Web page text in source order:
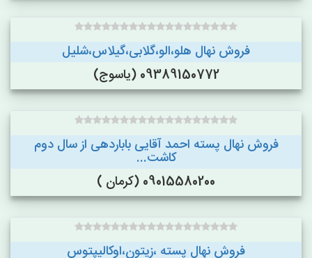
فروش نهال هلو،الو،گلابی،گیلاس،شلیل
09389150772 (یاسوج)
فروش نهال پسته احمد آقایی باباردهی از سال دوم
کاشت...
09015580200 (کرمان )
فروش نهال پسته ،زیتون،اوکالیپتوس